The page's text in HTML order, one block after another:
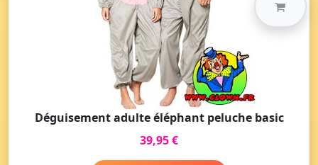
Déguisement adulte éléphant peluche basic
39,95 €